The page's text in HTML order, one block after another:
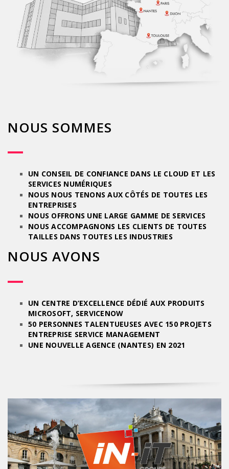
NOUS SOMMES
UN CONSEIL DE CONFIANCE DANS LE CLOUD ET LES
SERVICES NUMÉRIQUES
NOUS NOUS TENONS AUX CÔTÉS DE TOUTES LES
ENTREPRISES
NOUS OFFRONS UNE LARGE GAMME DE SERVICES
NOUS ACCOMPAGNONS LES CLIENTS DE TOUTES
TAILLES DANS TOUTES LES INDUSTRIES
NOUS AVONS
UN CENTRE D’EXCELLENCE DÉDIÉ AUX PRODUITS
MICROSOFT, SERVICENOW
50 PERSONNES TALENTUEUSES AVEC 150 PROJETS
ENTREPRISE SERVICE MANAGEMENT
UNE NOUVELLE AGENCE (NANTES) EN 2021